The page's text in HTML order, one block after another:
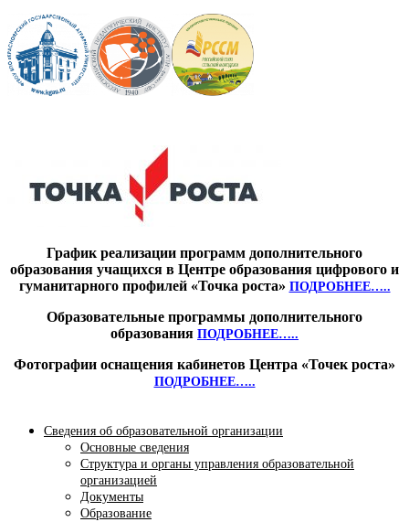
График реализации программ дополнительного
образования учащихся в Центре образования цифрового и
гуманитарного профилей «Точка роста» ПОДРОБНЕЕ…..
Образовательные программы дополнительного
образования ПОДРОБНЕЕ…..
Фотографии оснащения кабинетов Центра «Точек роста»
ПОДРОБНЕЕ…..
Сведения об образовательной организации
Основные сведения
Структура и органы управления образовательной
организацией
Документы
Образование